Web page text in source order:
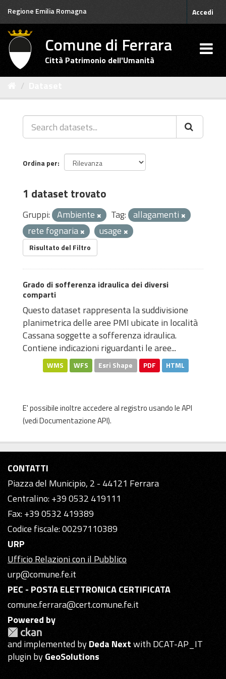
Salta
contenuto
Regione Emilia Romagna Accedi
Comune di Ferrara
Città Patrimonio dell'Umanità
Ordina per
1 dataset trovato
Gruppi: Ambiente Tag: allagamenti
rete fognaria
usage
Risultato del Filtro
Grado di sofferenza idraulica dei diversi
comparti
Questo dataset rappresenta la suddivisione
planimetrica delle aree PMI ubicate in località
Cassana soggette a sofferenza idraulica.
Contiene indicazioni riguardanti le aree...
WMS WFS Esri Shape PDF HTML
E' possibile inoltre accedere al registro usando leAPI
(vediDocumentazione API).
CONTATTI
Piazza del Municipio, 2 - 44121 Ferrara
Centralino: +39 0532 419111
Fax: +39 0532 419389
Codice fiscale: 00297110389
URP
Ufficio Relazioni con il Pubblico
urp@comune.fe.it
PEC - POSTA ELETTRONICA CERTIFICATA
comune.ferrara@cert.comune.fe.it
Powered by
and implemented byDeda Nextwith DCAT-AP_IT
plugin byGeoSolutions